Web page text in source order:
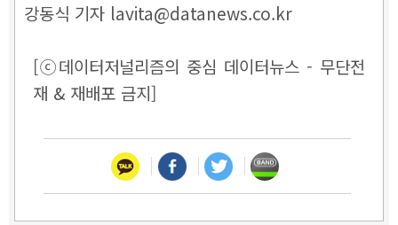
강동식 기자 lavita@datanews.co.kr
[ⓒ데이터저널리즘의 중심 데이터뉴스 - 무단전
재 & 재배포 금지]